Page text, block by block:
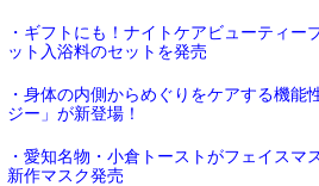
・ギフトにも！ナイトケアビューティー
ット入浴料のセットを発売
・身体の内側からめぐりをケアする機能
ジー」が新登場！
・愛知名物・小倉トーストがフェイスマ
新作マスク発売